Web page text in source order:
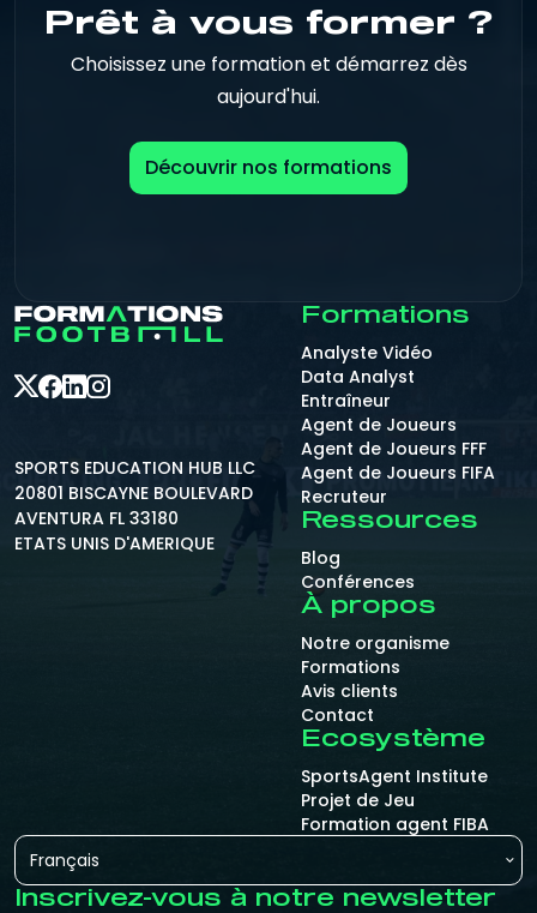
Prêt à vous former ?
Choisissez une formation et démarrez dès
aujourd'hui.
Découvrir nos formations
SPORTS EDUCATION HUB LLC
20801 BISCAYNE BOULEVARD
AVENTURA FL 33180
ETATS UNIS D'AMERIQUE
Formations
Analyste Vidéo
Data Analyst
Entraîneur
Agent de Joueurs
Agent de Joueurs FFF
Agent de Joueurs FIFA
Recruteur
Ressources
Blog
Conférences
À propos
Notre organisme
Formations
Avis clients
Contact
Ecosystème
SportsAgent Institute
Projet de Jeu
Formation agent FIBA
Français
Inscrivez-vous à notre newsletter